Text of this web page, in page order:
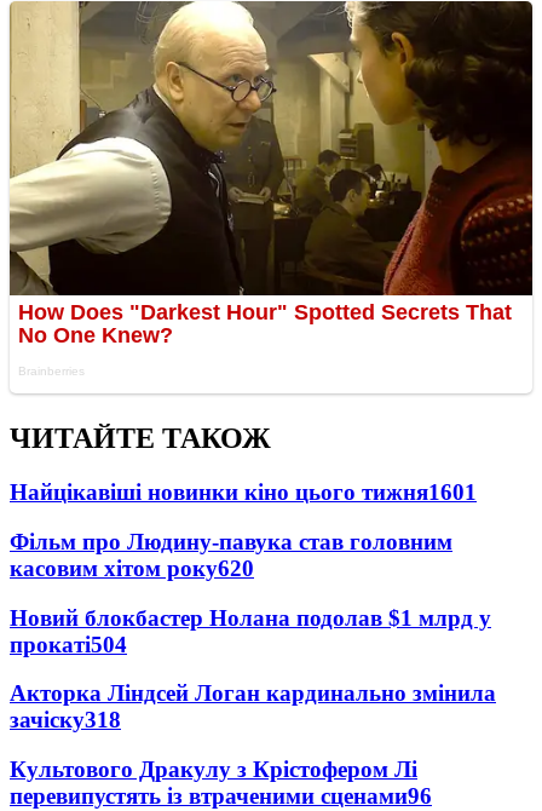
ЧИТАЙТЕ ТАКОЖ
Найцікавіші новинки кіно цього тижня1601
Фільм про Людину-павука став головним
касовим хітом року620
Новий блокбастер Нолана подолав $1 млрд у
прокаті504
Акторка Ліндсей Логан кардинально змінила
зачіску318
Культового Дракулу з Крістофером Лі
перевипустять із втраченими сценами96